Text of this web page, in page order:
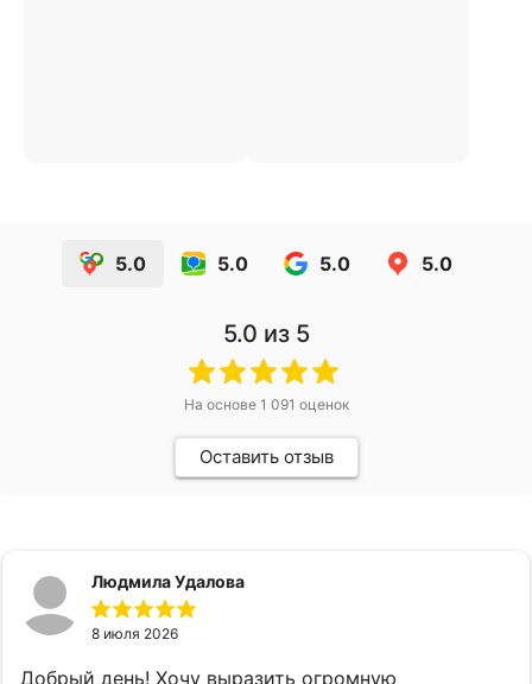
5.0 5.0 5.0 5.0
5.0 из 5
На основе 1 091 оценок
Оставить отзыв
Людмила Удалова
8 июля 2026
Добрый день! Хочу выразить огромную